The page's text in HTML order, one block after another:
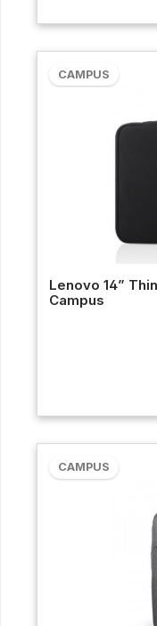
CAMPUS
Lenovo 14”
Campus
CAMPUS